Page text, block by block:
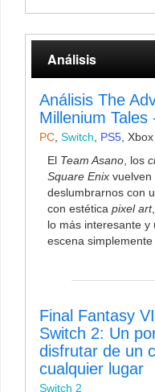
Análisis
Análisis The
Millenium
PC Switch PS5
El Team Asano , los
Square Enix vuelven
deslumbrarnos con
con estética pixel art
lo más interesante y
escena simplemente
Final Fantasy
Switch 2: Un
disfrutar de un
cualquier lugar
Switch 2